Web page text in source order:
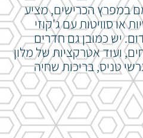
במפרץ הכרישים, מציע
או סוויטות עם ג'קוזי
יש כמובן גם חדרים
ועוד אטרקציות של מלון
טניס, בריכות שחיה